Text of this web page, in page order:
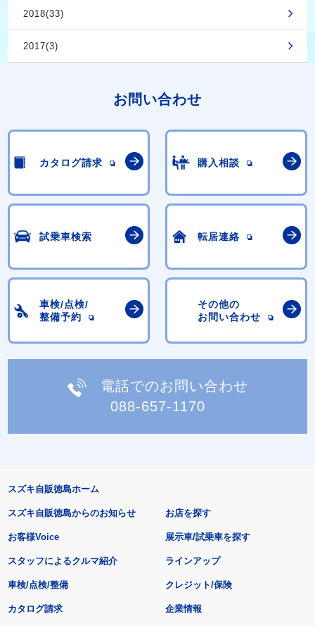
2018(33)
2017(3)
お問い合わせ
カタログ請求 購入相談
試乗車検索 転居連絡
車検/点検/
整備予約
その他の
お問い合わせ
電話でのお問い合わせ
088-657-1170
スズキ自販徳島ホーム
スズキ自販徳島からのお知らせ
お客様Voice
スタッフによるクルマ紹介
お店を探す
展示車/試乗車を探す
ラインアップ
車検/点検/整備 クレジット/保険
カタログ請求 企業情報